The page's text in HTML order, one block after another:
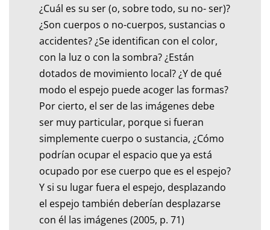
¿Cuál es su ser (o, sobre todo, su no- ser)?
¿Son cuerpos o no-cuerpos, sustancias o
accidentes? ¿Se identifican con el color,
con la luz o con la sombra? ¿Están
dotados de movimiento local? ¿Y de qué
modo el espejo puede acoger las formas?
Por cierto, el ser de las imágenes debe
ser muy particular, porque si fueran
simplemente cuerpo o sustancia, ¿Cómo
podrían ocupar el espacio que ya está
ocupado por ese cuerpo que es el espejo?
Y si su lugar fuera el espejo, desplazando
el espejo también deberían desplazarse
con él las imágenes (2005, p. 71)